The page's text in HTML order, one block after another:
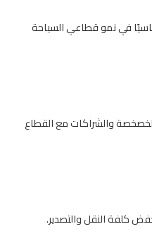
في نمو قطاعي السياحة
والشراكات مع القطاع
كلفة النقل والتصدير.